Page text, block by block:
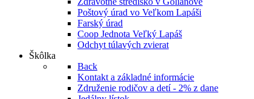
Poštový úrad vo Veľkom Lapáši
Farský úrad
Coop Jednota Veľký Lapáš
Odchyt túlavých zvierat
Škôlka
Back
Kontakt a základné informácie
Združenie rodičov a detí - 2% z dane